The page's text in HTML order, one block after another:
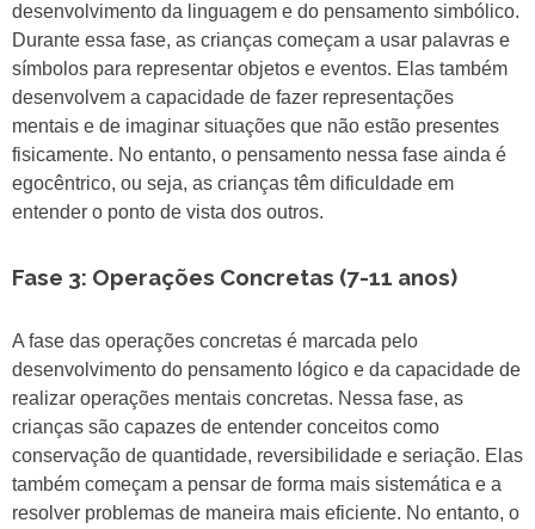
desenvolvimento da linguagem e do pensamento simbólico.
Durante essa fase, as crianças começam a usar palavras e
símbolos para representar objetos e eventos. Elas também
desenvolvem a capacidade de fazer representações
mentais e de imaginar situações que não estão presentes
fisicamente. No entanto, o pensamento nessa fase ainda é
egocêntrico, ou seja, as crianças têm dificuldade em
entender o ponto de vista dos outros.
Fase 3: Operações Concretas (7-11 anos)
A fase das operações concretas é marcada pelo
desenvolvimento do pensamento lógico e da capacidade de
realizar operações mentais concretas. Nessa fase, as
crianças são capazes de entender conceitos como
conservação de quantidade, reversibilidade e seriação. Elas
também começam a pensar de forma mais sistemática e a
resolver problemas de maneira mais eficiente. No entanto, o